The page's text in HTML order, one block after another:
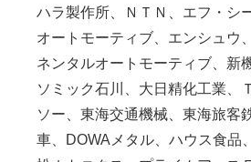
ハラ製作所、ＮＴＮ、エフ・シ
オートモーティブ、エンシュウ
ネンタルオートモーティブ、新
ソミック石川、大日精化工業、
ソー、東海交通機械、東海旅客
車、DOWAメタル、ハウス食品